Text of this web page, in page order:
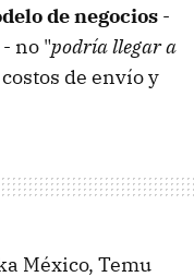
de negocios -
no "podría llegar a
de envío y
México, Temu